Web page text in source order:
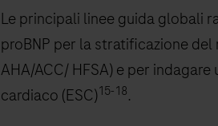
Le principali linee guida globali
proBNP per la stratificazione del
AHA/ACC/ HFSA) e per
cardiaco (ESC)15-18.